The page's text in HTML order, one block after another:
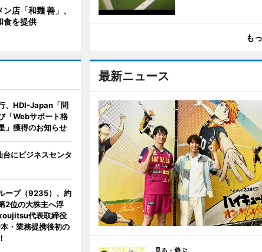
も
最新ニュース
店「和麺 善」、
食を提供
、HDI-Japan「問
「Webサポート格
」獲得のお知らせ
台にビジネスセンタ
ープ（9235）、約
2位の大株主へ浮
代表取締役
・業務提携後初の